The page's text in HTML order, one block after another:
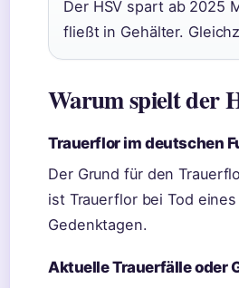
Der HSV spart ab 2025
fließt in Gehälter.
Warum spielt der
Trauerflor im deutschen
Der Grund für den
ist Trauerflor bei Tod
Gedenktagen.
Aktuelle Trauerfälle oder